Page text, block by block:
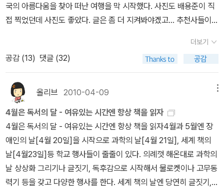
국의 아름다움을 찾아 떠난 여행을 막 시작했다. 사진도 배용준이 직
접 찍었던데 사진도 좋았다. 글은 좀 더 지켜봐야겠고... 추천사들이
이미 대출되었고, 계단, 문명을 오르다는 세계사 쌤께 양보(?)했다.
ㅎㅎㅎㅎ현산어보를 찾아서는 소장하고 싶은 책이었지만 가격이 너
무 쎄고 권수도 많아서 도서관 신청했는데 이번에 다 들어왔다. 만세!
친일 인명사전도 들어왔고, 신청했던 책들은 대체로 다 들어온 듯하
다. 전에 역사과 원로쌤으로부터 거절(?) 당한 책도 직접 신청했으면
혹시 들어왔으려나?2차 신청 때는dvd 위주로 신청할 셈이다. 근데
언제 받는 거지? 이번에 1차라고 적혀 있으니까 금년 중에 한 번은 더
들어오지 않을까? 동화책도 거절 않고 사줘서 너무 좋다. 동화책 안
같아서 가능했던 걸지도 모르지만...뒷자리 쌤은 주말에 책을 일곱 권
주문했다고 하던데 순간 어느 서점에서 샀냐고 물을 뻔했다. 실은 지
금도 궁금하다. ㅎㅎㅎ최근엔 눈독 들이며 페이퍼를 잘 쓰지 않았는
더보기
공감 (13) 댓글 (32)
올리브 2010-04-09
4월은 독서의 달 - 여유있는 시간엔 항상 책을 읽자
4월은 독서의 달 - 여유있는 시간엔 항상 책을 읽자4월과 5월엔 장
애인의 날[4월 20일]을 시작으로 과학의 날[4월 21일], 세계 책의
날[4월23일]등 학교 행사들이 줄줄이 있다. 의례껏 해온대로 과학의
날 상상화 그리기나 글짓기, 독후감으로 시작해서 물로켓이나 고무동
력기 등을 갖고 다양한 행사를 한다. 세계 책의 날엔 당연히 글짓기,